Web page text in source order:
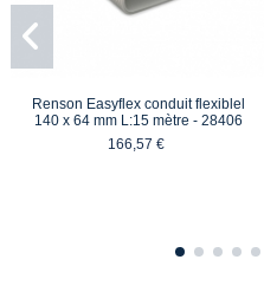
Renson Easyflex conduit flexiblel
140 x 64 mm L:15 mètre - 28406
166,57 €